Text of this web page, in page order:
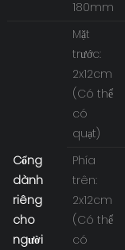
180mm
Cổng
dành
riêng
cho
người
Mặt
trước:
2x12cm
(Có thể
có
quạt)
Phía
trên:
2x12cm
(Có thể
có